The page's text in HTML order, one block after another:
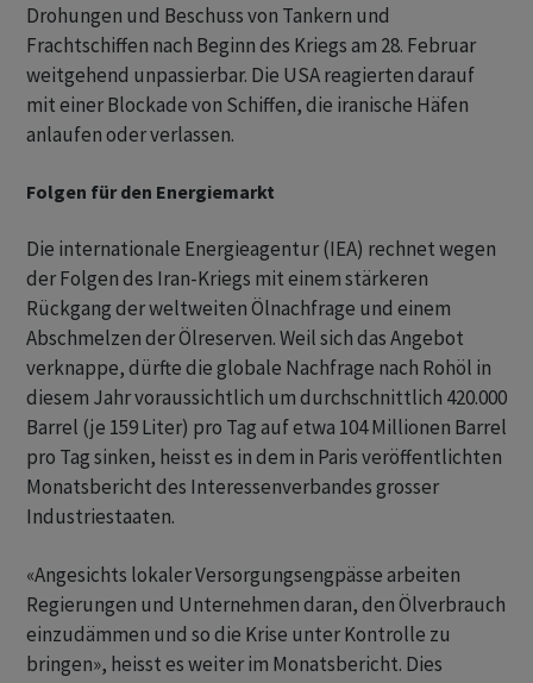
Drohungen und Beschuss von Tankern und
Frachtschiffen nach Beginn des Kriegs am 28. Februar
weitgehend unpassierbar. Die USA reagierten darauf
mit einer Blockade von Schiffen, die iranische Häfen
anlaufen oder verlassen.
Folgen für den Energiemarkt
Die internationale Energieagentur (IEA) rechnet wegen
der Folgen des Iran-Kriegs mit einem stärkeren
Rückgang der weltweiten Ölnachfrage und einem
Abschmelzen der Ölreserven. Weil sich das Angebot
verknappe, dürfte die globale Nachfrage nach Rohöl in
diesem Jahr voraussichtlich um durchschnittlich 420.000
Barrel (je 159 Liter) pro Tag auf etwa 104 Millionen Barrel
pro Tag sinken, heisst es in dem in Paris veröffentlichten
Monatsbericht des Interessenverbandes grosser
Industriestaaten.
«Angesichts lokaler Versorgungsengpässe arbeiten
Regierungen und Unternehmen daran, den Ölverbrauch
einzudämmen und so die Krise unter Kontrolle zu
bringen», heisst es weiter im Monatsbericht. Dies